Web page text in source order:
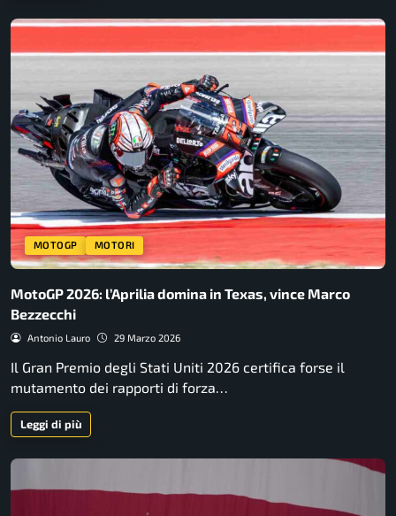
MOTOGP MOTORI
MotoGP 2026: l’Aprilia domina in Texas, vince Marco
Bezzecchi
Antonio Lauro 29 Marzo 2026
Il Gran Premio degli Stati Uniti 2026 certifica forse il
mutamento dei rapporti di forza…
Leggi di più